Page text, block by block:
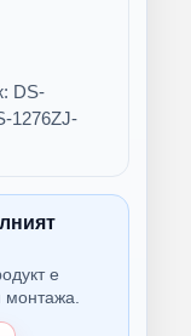
DS-
1276ZJ-
е